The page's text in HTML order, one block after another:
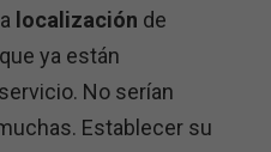
localización de
ya están
No serían
Establecer su